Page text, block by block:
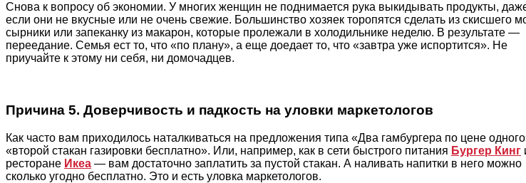
Снова к вопросу об экономии. У многих женщин не поднимается рука выкидывать продукты,
если они не вкусные или не очень свежие. Большинство хозяек торопятся сделать из скисшего
сырники или запеканку из макарон, которые пролежали в холодильнике неделю. В результате —
переедание. Семья ест то, что «по плану», а еще доедает то, что «завтра уже испортится». Не
приучайте к этому ни себя, ни домочадцев.
Причина 5. Доверчивость и падкость на уловки маркетологов
Как часто вам приходилось наталкиваться на предложения типа «Два гамбургера по цене
«второй стакан газировки бесплатно». Или, например, как в сети быстрого питания Бургер Кинг
ресторане Икеа — вам достаточно заплатить за пустой стакан. А наливать напитки в него можно
сколько угодно бесплатно. Это и есть уловка маркетологов.